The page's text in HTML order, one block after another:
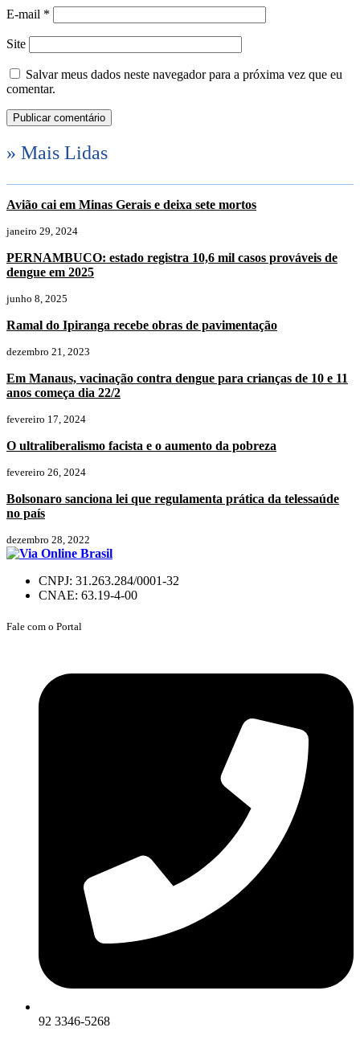
E-mail *
Site
Salvar meus dados neste navegador para a próxima vez que eu
comentar.
» Mais Lidas
Avião cai em Minas Gerais e deixa sete mortos
janeiro 29, 2024
PERNAMBUCO: estado registra 10,6 mil casos prováveis de
dengue em 2025
junho 8, 2025
Ramal do Ipiranga recebe obras de pavimentação
dezembro 21, 2023
Em Manaus, vacinação contra dengue para crianças de 10 e 11
anos começa dia 22/2
fevereiro 17, 2024
O ultraliberalismo facista e o aumento da pobreza
fevereiro 26, 2024
Bolsonaro sanciona lei que regulamenta prática da telessaúde
no país
dezembro 28, 2022
CNPJ: 31.263.284/0001-32
CNAE: 63.19-4-00
Fale com o Portal
92 3346-5268